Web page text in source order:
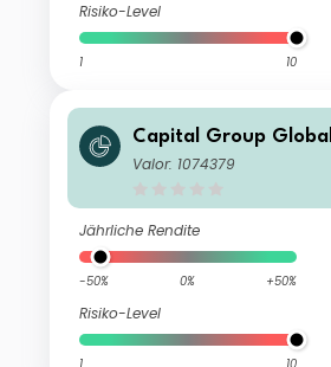
Risiko-Level
1 10
Capital Group
Opportunities (LUX) B
Valor: 1074379
Jährliche Rendite
-50% 0% +50%
Risiko-Level